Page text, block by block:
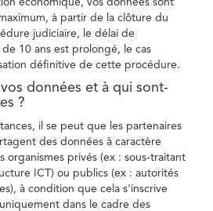
économique, vos données sont
à partir de la clôture du
judiciaire, le délai de
10 ans est prolongé, le cas
définitive de cette procédure.
données et à qui sont-
?
il se peut que les partenaires
des données à caractère
organismes privés (ex : sous-traitant
ICT) ou publics (ex : autorités
à condition que cela s'inscrive
dans le cadre des